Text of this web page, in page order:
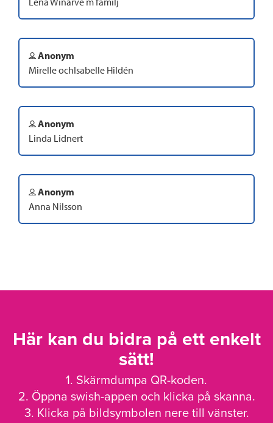
Anonym
Mirelle ochIsabelle Hildén
Anonym
Linda Lidnert
Anonym
Anna Nilsson
Här kan du bidra på ett enkelt
sätt!
1. Skärmdumpa QR-koden.
2. Öppna swish-appen och klicka på skanna.
3. Klicka på bildsymbolen nere till vänster.